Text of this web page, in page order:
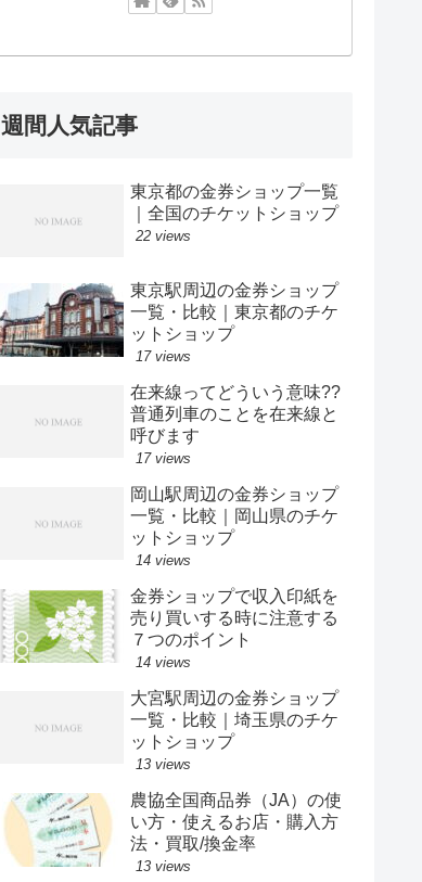
週間人気記事
東京都の金券ショップ一覧
｜全国のチケットショップ
22 views
東京駅周辺の金券ショップ
一覧・比較｜東京都のチケ
ットショップ
17 views
在来線ってどういう意味??
普通列車のことを在来線と
呼びます
17 views
岡山駅周辺の金券ショップ
一覧・比較｜岡山県のチケ
ットショップ
14 views
金券ショップで収入印紙を
売り買いする時に注意する
７つのポイント
14 views
大宮駅周辺の金券ショップ
一覧・比較｜埼玉県のチケ
ットショップ
13 views
農協全国商品券（JA）の使
い方・使えるお店・購入方
法・買取/換金率
13 views